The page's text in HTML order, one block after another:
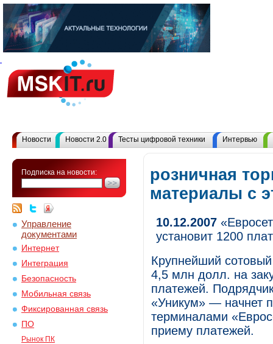
Новости Новости 2.0 Тесты цифровой техники Интервью
Подписка на новости:
Управление
документами
Интернет
Интеграция
Безопасность
Мобильная связь
Фиксированная связь
ПО
Рынок ПК
розничная
материалы с
10.12.2007
установит 1200
Крупнейший
4,5 млн долл. на
платежей.
«Уникум» — начнет
терминалами
приему платежей.